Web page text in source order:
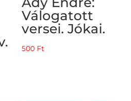
Válogatott
versei. Jókai.
500 Ft